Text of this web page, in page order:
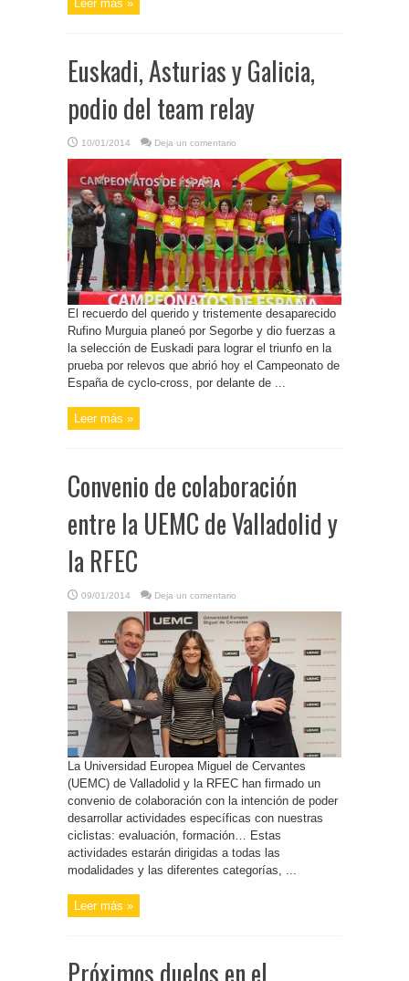
Leer más »
Euskadi, Asturias y Galicia,
podio del team relay
10/01/2014 Deja un comentario
El recuerdo del querido y tristemente desaparecido
Rufino Murguia planeó por Segorbe y dio fuerzas a
la selección de Euskadi para lograr el triunfo en la
prueba por relevos que abrió hoy el Campeonato de
España de cyclo-cross, por delante de ...
Leer más »
Convenio de colaboración
entre la UEMC de Valladolid y
la RFEC
09/01/2014 Deja un comentario
La Universidad Europea Miguel de Cervantes
(UEMC) de Valladolid y la RFEC han firmado un
convenio de colaboración con la intención de poder
desarrollar actividades específicas con nuestras
ciclistas: evaluación, formación… Estas
actividades estarán dirigidas a todas las
modalidades y las diferentes categorías, ...
Leer más »
Próximos duelos en el